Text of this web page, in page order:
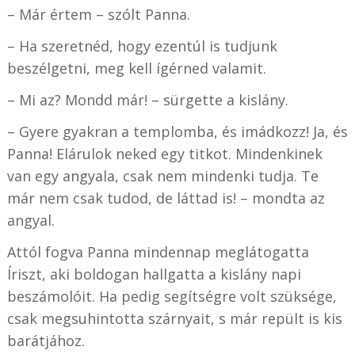
– Már értem – szólt Panna.
– Ha szeretnéd, hogy ezentúl is tudjunk
beszélgetni, meg kell ígérned valamit.
– Mi az? Mondd már! – sürgette a kislány.
– Gyere gyakran a templomba, és imádkozz! Ja, és
Panna! Elárulok neked egy titkot. Mindenkinek
van egy angyala, csak nem mindenki tudja. Te
már nem csak tudod, de láttad is! – mondta az
angyal.
Attól fogva Panna mindennap meglátogatta
Íriszt, aki boldogan hallgatta a kislány napi
beszámolóit. Ha pedig segítségre volt szüksége,
csak megsuhintotta szárnyait, s már repült is kis
barátjához.